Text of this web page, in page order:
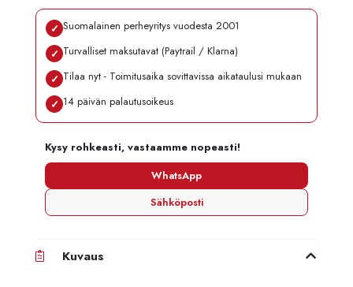
✓ Suomalainen perheyritys vuodesta 2001
✓ Turvalliset maksutavat (Paytrail / Klarna)
✓ Tilaa nyt - Toimitusaika sovittavissa aikataulusi mukaan
✓ 14 päivän palautusoikeus
Kysy rohkeasti, vastaamme nopeasti!
WhatsApp
Sähköposti
Kuvaus